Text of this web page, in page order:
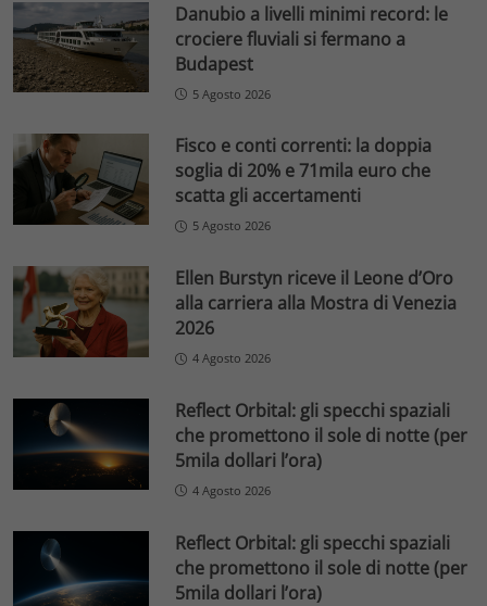
Danubio a livelli minimi record: le
crociere fluviali si fermano a
Budapest
5 Agosto 2026
Fisco e conti correnti: la doppia
soglia di 20% e 71mila euro che
scatta gli accertamenti
5 Agosto 2026
Ellen Burstyn riceve il Leone d’Oro
alla carriera alla Mostra di Venezia
2026
4 Agosto 2026
Reflect Orbital: gli specchi spaziali
che promettono il sole di notte (per
5mila dollari l’ora)
4 Agosto 2026
Reflect Orbital: gli specchi spaziali
che promettono il sole di notte (per
5mila dollari l’ora)